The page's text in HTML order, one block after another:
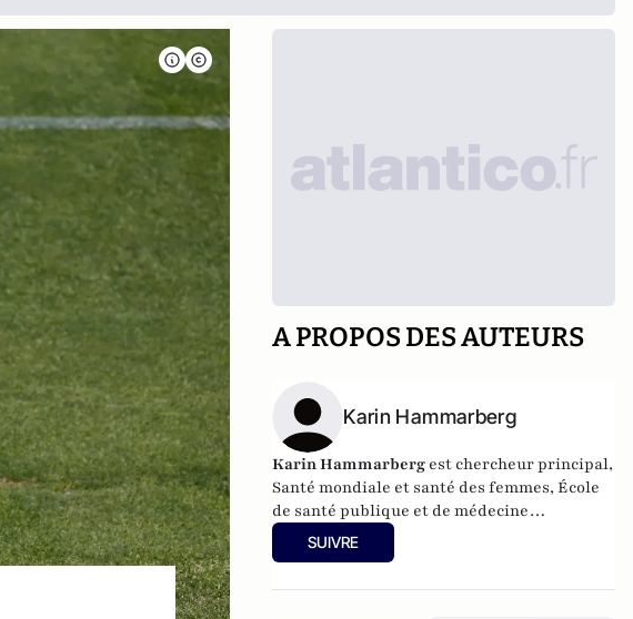
A PROPOS DES AUTEURS
Karin Hammarberg
Karin Hammarberg est chercheur principal,
Santé mondiale et santé des femmes, École
de santé publique et de médecine
préventive, Université Monash.
SUIVRE